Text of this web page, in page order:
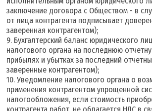
заключение договора с Обществом - в
от лица контрагента подписывает
заверенная контрагентом);
9. Бухгалтерский баланс юридического
налогового органа на последнюю
прибылях и убытках за последний
заверенные контрагентом);
10. Уведомление налогового органа о
применения контрагентом упрощенной
налогообложения, если стоимость